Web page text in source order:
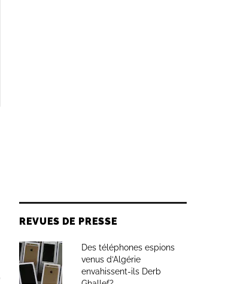
REVUES DE PRESSE
Des téléphones espions
venus d’Algérie
envahissent-ils Derb